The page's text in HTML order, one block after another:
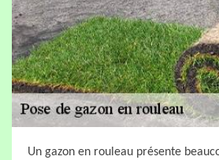
Un gazon en rouleau présente